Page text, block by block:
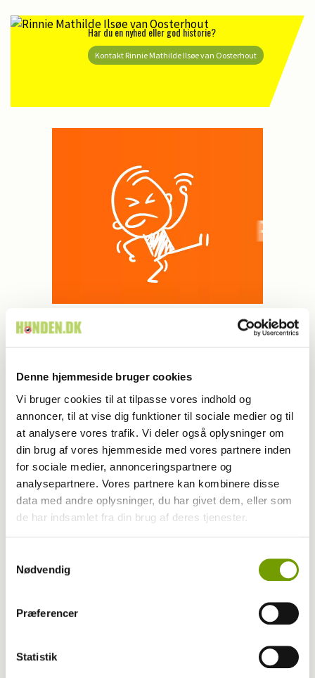
Denne hjemmeside bruger cookies
Vi bruger cookies til at tilpasse vores indhold og
annoncer, til at vise dig funktioner til sociale medier og til
at analysere vores trafik. Vi deler også oplysninger om
din brug af vores hjemmeside med vores partnere inden
for sociale medier, annonceringspartnere og
analysepartnere. Vores partnere kan kombinere disse
data med andre oplysninger, du har givet dem, eller som
de har indsamlet fra din brug af deres tjenester.
Nødvendig
Præferencer
Statistik
Har du en nyhed eller god historie?
Kontakt Rinnie Mathilde Ilsøe van Oosterhout
MEST LÆSTE
Britisk racedebat handler ikke om nyt